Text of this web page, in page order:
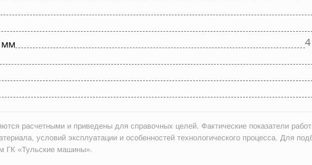
мм
расчетными и приведены для справочных целей. Фактические показатели
условий эксплуатации и особенностей технологического процесса. Для
ГК «Тульские машины».